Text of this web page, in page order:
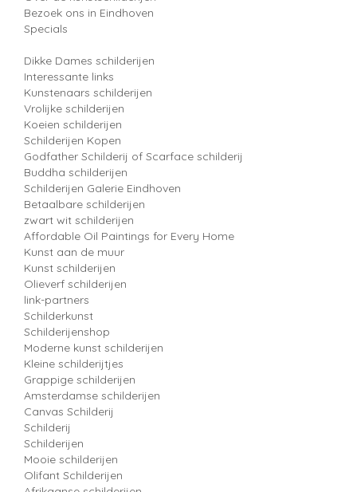
Bezoek ons in Eindhoven
Specials
Dikke Dames schilderijen
Interessante links
Kunstenaars schilderijen
Vrolijke schilderijen
Koeien schilderijen
Schilderijen Kopen
Godfather Schilderij of Scarface schilderij
Buddha schilderijen
Schilderijen Galerie Eindhoven
Betaalbare schilderijen
zwart wit schilderijen
Affordable Oil Paintings for Every Home
Kunst aan de muur
Kunst schilderijen
Olieverf schilderijen
link-partners
Schilderkunst
Schilderijenshop
Moderne kunst schilderijen
Kleine schilderijtjes
Grappige schilderijen
Amsterdamse schilderijen
Canvas Schilderij
Schilderij
Schilderijen
Mooie schilderijen
Olifant Schilderijen